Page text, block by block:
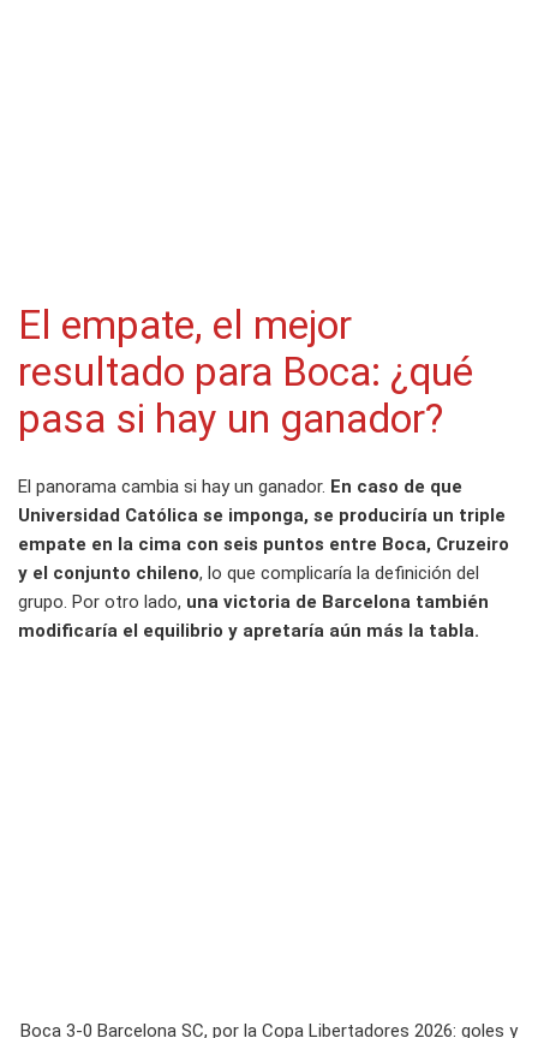
El empate, el mejor
resultado para Boca: ¿qué
pasa si hay un ganador?
El panorama cambia si hay un ganador. En caso de que
Universidad Católica se imponga, se produciría un triple
empate en la cima con seis puntos entre Boca, Cruzeiro
y el conjunto chileno, lo que complicaría la definición del
grupo. Por otro lado, una victoria de Barcelona también
modificaría el equilibrio y apretaría aún más la tabla.
Boca 3-0 Barcelona SC, por la Copa Libertadores 2026: goles y